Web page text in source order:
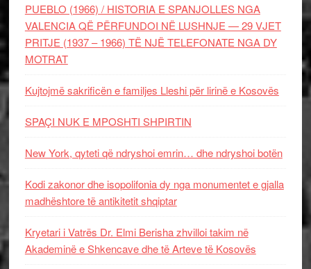
PUEBLO (1966) / HISTORIA E SPANJOLLES NGA
VALENCIA QË PËRFUNDOI NË LUSHNJE — 29 VJET
PRITJE (1937 – 1966) TË NJË TELEFONATE NGA DY
MOTRAT
Kujtojmë sakrificën e familjes Lleshi për lirinë e Kosovës
SPAÇI NUK E MPOSHTI SHPIRTIN
New York, qyteti që ndryshoi emrin… dhe ndryshoi botën
Kodi zakonor dhe isopolifonia dy nga monumentet e gjalla
madhështore të antikitetit shqiptar
Kryetari i Vatrës Dr. Elmi Berisha zhvilloi takim në
Akademinë e Shkencave dhe të Arteve të Kosovës